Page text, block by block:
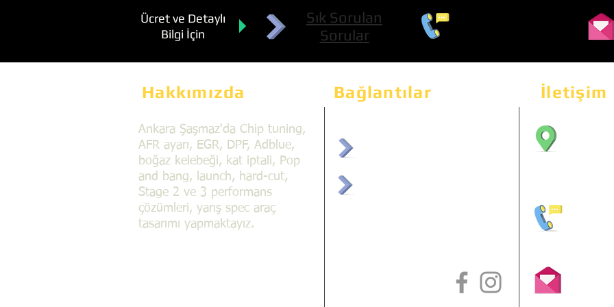
Ücret ve Detaylı
Bilgi İçin
Sık Sorulan
Sorular
Hakkımızda Bağlantılar İletişim
Ankara Şaşmaz'da Chip tuning,
AFR ayarı, EGR, DPF, Adblue,
boğaz kelebeği, kat iptali, Pop
and bang, launch, hard-cut,
Stage 2 ve 3 performans
çözümleri, yarış spec araç
tasarımı yapmaktayız.